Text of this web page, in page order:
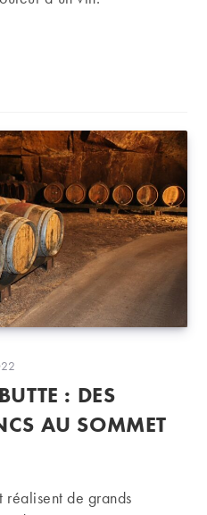
vin est-il rouge, blanc ou rosé ?
: DES
AU SOMMET
réalisent de grands